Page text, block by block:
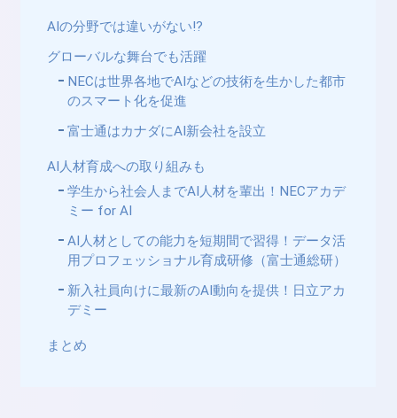
AIの分野では違いがない!?
グローバルな舞台でも活躍
NECは世界各地でAIなどの技術を生かした都市
のスマート化を促進
富士通はカナダにAI新会社を設立
AI人材育成への取り組みも
学生から社会人までAI人材を輩出！NECアカデ
ミー for AI
AI人材としての能力を短期間で習得！データ活
用プロフェッショナル育成研修（富士通総研）
新入社員向けに最新のAI動向を提供！日立アカ
デミー
まとめ